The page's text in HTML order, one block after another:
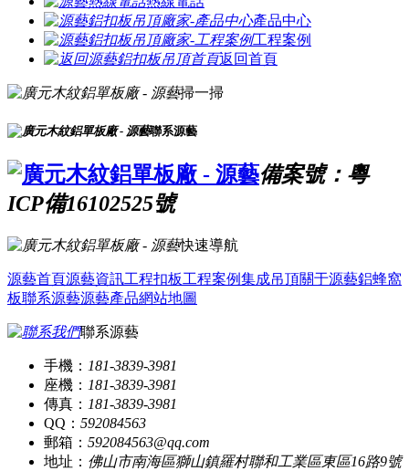
產品中心
工程案例
返回首頁
掃一掃
聯系源藝
備案號：粵
ICP備16102525號
快速導航
源藝首頁源藝資訊工程扣板工程案例集成吊頂關于源藝鋁蜂窩
板聯系源藝源藝產品網站地圖
聯系源藝
手機： 181-3839-3981
座機： 181-3839-3981
傳真： 181-3839-3981
QQ： 592084563
郵箱： 592084563@qq.com
地址： 佛山市南海區獅山鎮羅村聯和工業區東區16路9號